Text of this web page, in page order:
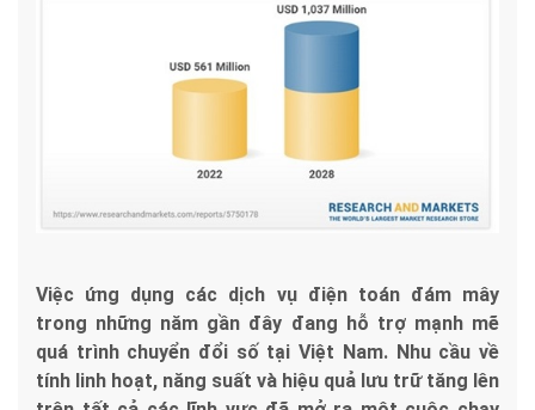
Việc ứng dụng các dịch vụ điện toán đám mây
trong những năm gần đây đang hỗ trợ mạnh mẽ
quá trình chuyển đổi số tại Việt Nam. Nhu cầu về
tính linh hoạt, năng suất và hiệu quả lưu trữ tăng lên